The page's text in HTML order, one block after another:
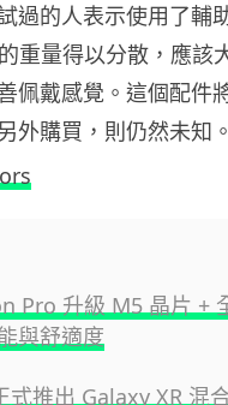
過的人表示使用了輔
重量得以分散，應該
佩戴感覺。這個配件
外購買，則仍然未知。
Pro 升級 M5 晶片 +
與舒適度
式推出 Galaxy XR 混